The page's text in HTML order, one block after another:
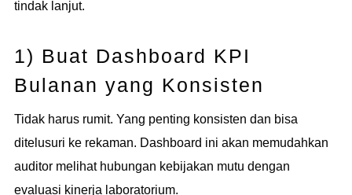
tindak lanjut.
1) Buat Dashboard KPI
Bulanan yang Konsisten
Tidak harus rumit. Yang penting konsisten dan bisa
ditelusuri ke rekaman. Dashboard ini akan memudahkan
auditor melihat hubungan kebijakan mutu dengan
evaluasi kinerja laboratorium.